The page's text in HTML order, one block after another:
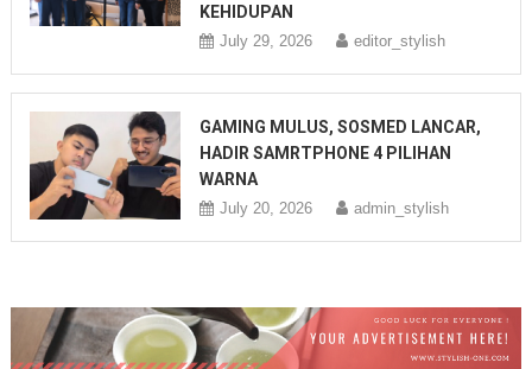
KEHIDUPAN
July 29, 2026 editor_stylish
GAMING MULUS, SOSMED LANCAR,
HADIR SAMRTPHONE 4 PILIHAN
WARNA
July 20, 2026 admin_stylish